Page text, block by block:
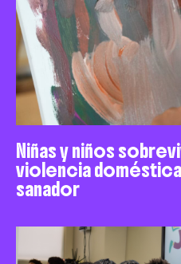
Niñas y niños
violencia
sanador